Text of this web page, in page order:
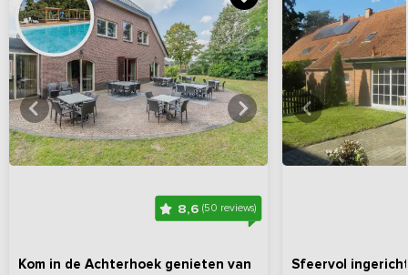
8,6 (50 reviews)
Kom in de Achterhoek genieten van
Bekijkhieralle foto's
Sfeervol
Bekijk